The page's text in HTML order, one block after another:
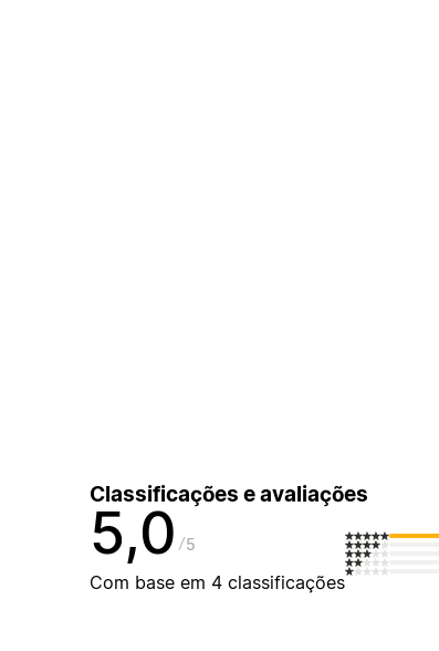
Classificações e avaliações
5,0 5
Com base em 4 classificações